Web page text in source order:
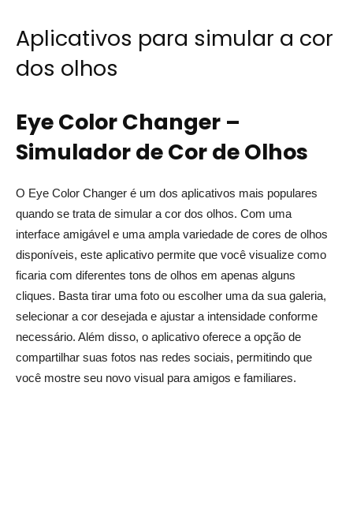
Aplicativos para simular a cor
dos olhos
Eye Color Changer –
Simulador de Cor de Olhos
O Eye Color Changer é um dos aplicativos mais populares
quando se trata de simular a cor dos olhos. Com uma
interface amigável e uma ampla variedade de cores de olhos
disponíveis, este aplicativo permite que você visualize como
ficaria com diferentes tons de olhos em apenas alguns
cliques. Basta tirar uma foto ou escolher uma da sua galeria,
selecionar a cor desejada e ajustar a intensidade conforme
necessário. Além disso, o aplicativo oferece a opção de
compartilhar suas fotos nas redes sociais, permitindo que
você mostre seu novo visual para amigos e familiares.